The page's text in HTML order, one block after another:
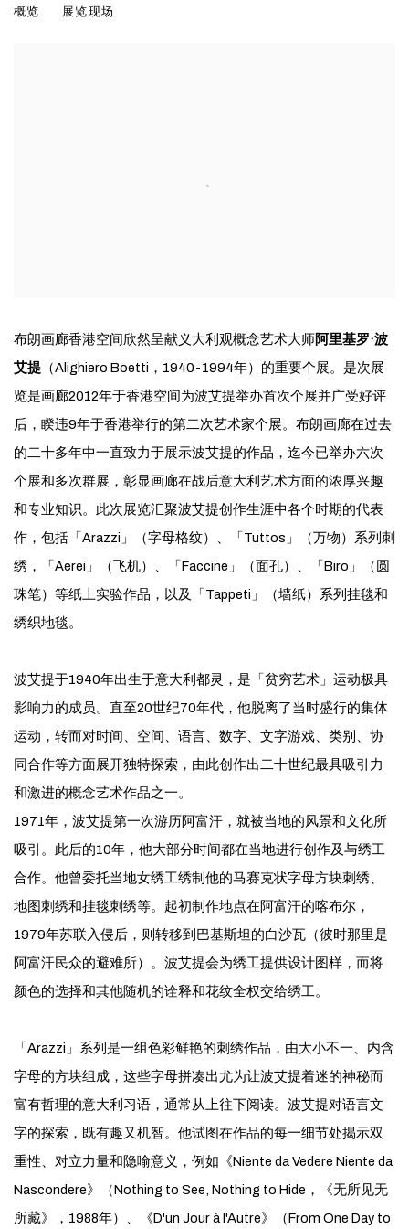
概览 展览现场
布朗画廊香港空间欣然呈献义大利观概念艺术大师阿里基罗·波
艾提 （Alighiero Boetti，1940-1994年）的重要个展。是次展
览是画廊2012年于香港空间为波艾提举办首次个展并广受好评
后，睽违9年于香港举行的第二次艺术家个展。布朗画廊在过去
的二十多年中一直致力于展示波艾提的作品，迄今已举办六次
个展和多次群展，彰显画廊在战后意大利艺术方面的浓厚兴趣
和专业知识。此次展览汇聚波艾提创作生涯中各个时期的代表
作，包括「Arazzi」（字母格纹）、「Tuttos」（万物）系列刺
绣，「Aerei」（飞机）、「Faccine」（面孔）、「Biro」（圆
珠笔）等纸上实验作品，以及「Tappeti」（墙纸）系列挂毯和
绣织地毯。
波艾提于1940年出生于意大利都灵，是「贫穷艺术」运动极具
影响力的成员。直至20世纪70年代，他脱离了当时盛行的集体
运动，转而对时间、空间、语言、数字、文字游戏、类别、协
同合作等方面展开独特探索，由此创作出二十世纪最具吸引力
和激进的概念艺术作品之一。
1971年，波艾提第一次游历阿富汗，就被当地的风景和文化所
吸引。此后的10年，他大部分时间都在当地进行创作及与绣工
合作。他曾委托当地女绣工绣制他的马赛克状字母方块刺绣、
地图刺绣和挂毯刺绣等。起初制作地点在阿富汗的喀布尔，
1979年苏联入侵后，则转移到巴基斯坦的白沙瓦（彼时那里是
阿富汗民众的避难所）。波艾提会为绣工提供设计图样，而将
颜色的选择和其他随机的诠释和花纹全权交给绣工。
「Arazzi」系列是一组色彩鲜艳的刺绣作品，由大小不一、内含
字母的方块组成，这些字母拼凑出尤为让波艾提着迷的神秘而
富有哲理的意大利习语，通常从上往下阅读。波艾提对语言文
字的探索，既有趣又机智。他试图在作品的每一细节处揭示双
重性、对立力量和隐喻意义，例如《Niente da Vedere Niente da
Nascondere》（Nothing to See, Nothing to Hide，《无所见无
所藏》，1988年）、《D'un Jour à l'Autre》（From One Day to